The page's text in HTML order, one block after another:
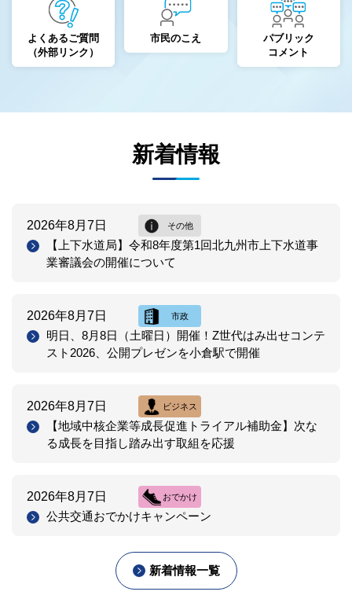
よくあるご質問
（外部リンク）
市民のこえ
パブリック
コメント
新着情報
2026年8月7日 その他
【上下水道局】令和8年度第1回北九州市上下水道事
業審議会の開催について
2026年8月7日 市政
明日、8月8日（土曜日）開催！Z世代はみ出せコンテ
スト2026、公開プレゼンを小倉駅で開催
2026年8月7日 ビジネス
【地域中核企業等成長促進トライアル補助金】次な
る成長を目指し踏み出す取組を応援
2026年8月7日 おでかけ
公共交通おでかけキャンペーン
新着情報一覧